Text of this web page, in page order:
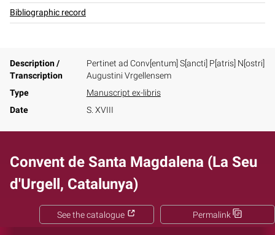
Bibliographic record
Description /
Transcription
Pertinet ad Conv[entum] S[ancti] P[atris] N[ostri]
Augustini Vrgellensem
Type
Manuscript ex-libris
Date
S. XVIII
Convent de Santa Magdalena (La Seu
d'Urgell, Catalunya)
Permalink
See the catalogue